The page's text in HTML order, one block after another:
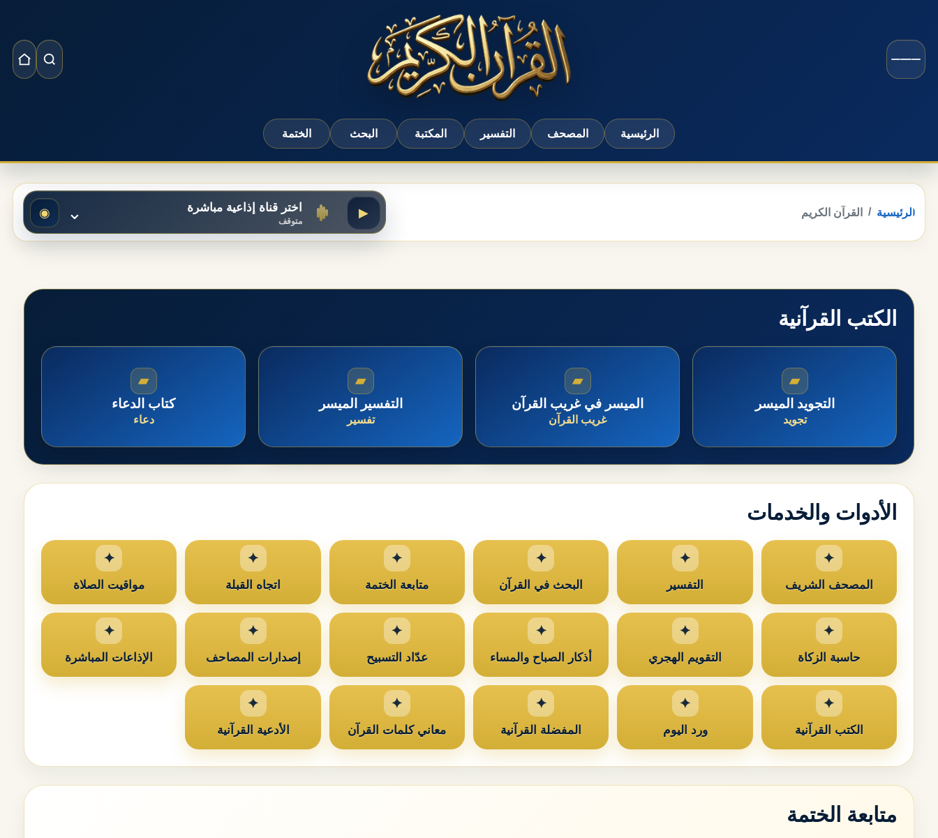
الرئيسية المصحف التفسير المكتبة البحث الختمة
الرئيسية القرآن الكريم ▶ اختر قناة إذاعية مباشرة
متوقف ⌄
◉
الكتب القرآنية
▰
التجويد الميسر
تجويد
▰
الميسر في غريب القرآن
غريب القرآن
▰
التفسير الميسر
تفسير
▰
كتاب الدعاء
دعاء
الأدوات والخدمات
المصحف الشريف التفسير البحث في القرآن متابعة الختمة اتجاه القبلة مواقيت الصلاة
حاسبة الزكاة التقويم الهجري أذكار الصباح والمساء عدّاد التسبيح إصدارات المصاحف الإذاعات المباشرة
الكتب القرآنية ورد اليوم المفضلة القرآنية معاني كلمات القرآن الأدعية القرآنية
متابعة الختمة